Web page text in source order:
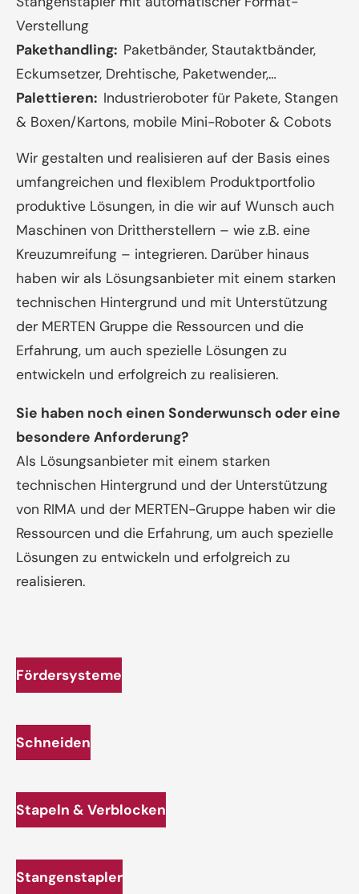
Verstellung
Pakethandling: Paketbänder, Stautaktbänder,
Eckumsetzer, Drehtische, Paketwender,…
Palettieren: Industrieroboter für Pakete, Stangen
& Boxen/Kartons, mobile Mini-Roboter & Cobots
Wir gestalten und realisieren auf der Basis eines
umfangreichen und flexiblem Produktportfolio
produktive Lösungen, in die wir auf Wunsch auch
Maschinen von Drittherstellern – wie z.B. eine
Kreuzumreifung – integrieren. Darüber hinaus
haben wir als Lösungsanbieter mit einem starken
technischen Hintergrund und mit Unterstützung
der MERTEN Gruppe die Ressourcen und die
Erfahrung, um auch spezielle Lösungen zu
entwickeln und erfolgreich zu realisieren.
Sie haben noch einen Sonderwunsch oder eine
besondere Anforderung?
Als Lösungsanbieter mit einem starken
technischen Hintergrund und der Unterstützung
von RIMA und der MERTEN-Gruppe haben wir die
Ressourcen und die Erfahrung, um auch spezielle
Lösungen zu entwickeln und erfolgreich zu
realisieren.
Fördersysteme
Schneiden
Stapeln & Verblocken
Stangenstapler